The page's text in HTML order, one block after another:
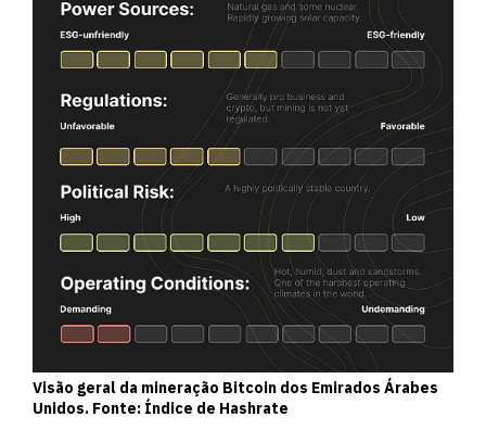
Visão geral da mineração Bitcoin dos Emirados Árabes
Unidos. Fonte: Índice de Hashrate